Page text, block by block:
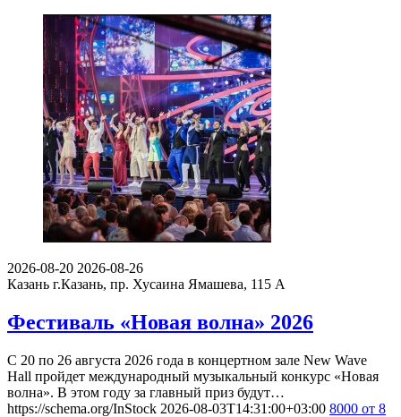
2026-08-20 2026-08-26
Казань г.Казань, пр. Хусаина Ямашева, 115 A
Фестиваль «Новая волна» 2026
С 20 по 26 августа 2026 года в концертном зале New Wave
Hall пройдет международный музыкальный конкурс «Новая
волна». В этом году за главный приз будут…
https://schema.org/InStock 2026-08-03T14:31:00+03:00 8000 от 8